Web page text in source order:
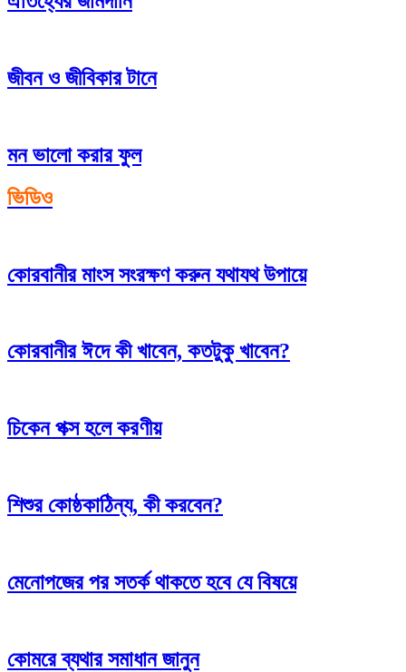
জীবন ও জীবিকার টানে
মন ভালো করার ফুল
ভিডিও
কোরবানীর মাংস সংরক্ষণ করুন যথাযথ উপায়ে
কোরবানীর ঈদে কী খাবেন, কতটুকু খাবেন?
চিকেন পক্স হলে করণীয়
শিশুর কোষ্ঠকাঠিন্য, কী করবেন?
মেনোপজের পর সতর্ক থাকতে হবে যে বিষয়ে
কোমরে ব্যথার সমাধান জানুন